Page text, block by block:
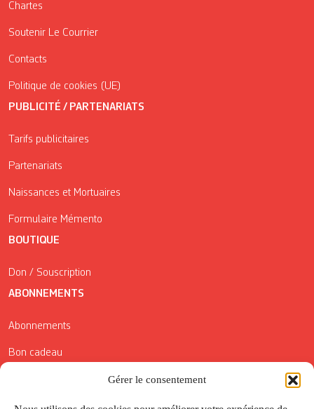
Gérer le consentement
Chartes
Soutenir Le Courrier
Contacts
Politique de cookies (UE)
PUBLICITÉ / PARTENARIATS
Tarifs publicitaires
Partenariats
Naissances et Mortuaires
Formulaire Mémento
BOUTIQUE
Don / Souscription
ABONNEMENTS
Abonnements
Bon cadeau
Conditions générales de vente
Réductions de la Carte Côté Courrier